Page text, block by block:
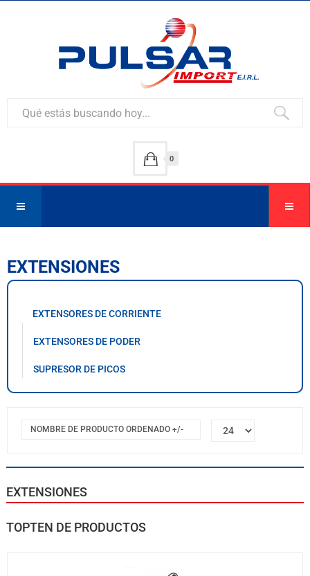
0
EXTENSIONES
EXTENSORES DE CORRIENTE
EXTENSORES DE PODER
SUPRESOR DE PICOS
NOMBRE DE PRODUCTO ORDENADO +/-
EXTENSIONES
TOPTEN DE PRODUCTOS